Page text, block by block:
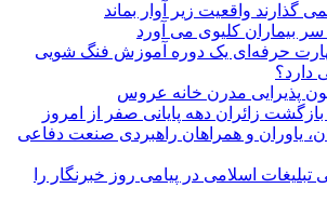
گذارند واقعیت زیر آوار بماند
بیماران کلیوی می آورد
حرفه‌ای یک دوره آموزش فنگ شویی
دارد؟
پذیرایی مدرن خانه عروس
زائران دهه پایانی صفر از امروز
یاوران و همراهان راهبردی صنعت دفاعی
اسلامی در پیامی روز خبرنگار را